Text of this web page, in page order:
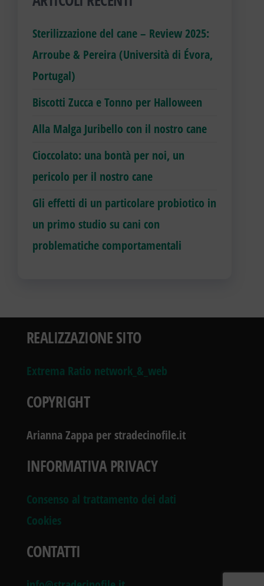
Sterilizzazione del cane – Review 2025:
Arroube & Pereira (Università di Évora,
Portugal)
Biscotti Zucca e Tonno per Halloween
Alla Malga Juribello con il nostro cane
Cioccolato: una bontà per noi, un
pericolo per il nostro cane
Gli effetti di un particolare probiotico in
un primo studio su cani con
problematiche comportamentali
REALIZZAZIONE SITO
Extrema Ratio network_&_web
COPYRIGHT
Arianna Zappa per stradecinofile.it
INFORMATIVA PRIVACY
Consenso al trattamento dei dati
Cookies
CONTATTI